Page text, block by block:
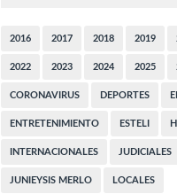
2016 2017 2018 2019
2022 2023 2024 2025
CORONAVIRUS DEPORTES
ENTRETENIMIENTO ESTELI
INTERNACIONALES JUDICIALES
JUNIEYSIS MERLO LOCALES